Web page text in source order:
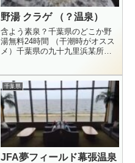
野湯 クラゲ （？温泉）
含よう素泉？千葉県のどこか野
湯無料24時間 （干潮時がオスス
メ）千葉県の九十九里浜某所に
みたいですね。野湯に詳しい温
泉仲間のＯ...
千葉県
JFA夢フィールド幕張温泉